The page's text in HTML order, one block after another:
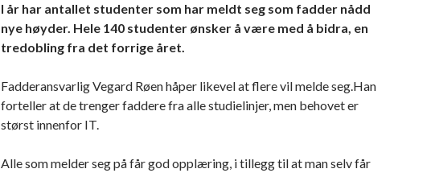
I år har antallet studenter som har meldt seg som fadder nådd
nye høyder. Hele 140 studenter ønsker å være med å bidra, en
tredobling fra det forrige året.
Fadderansvarlig Vegard Røen håper likevel at flere vil melde seg.Han
forteller at de trenger faddere fra alle studielinjer, men behovet er
størst innenfor IT.
Alle som melder seg på får god opplæring, i tillegg til at man selv får